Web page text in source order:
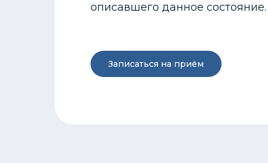
описавшего данное состояние.
Записаться на приём